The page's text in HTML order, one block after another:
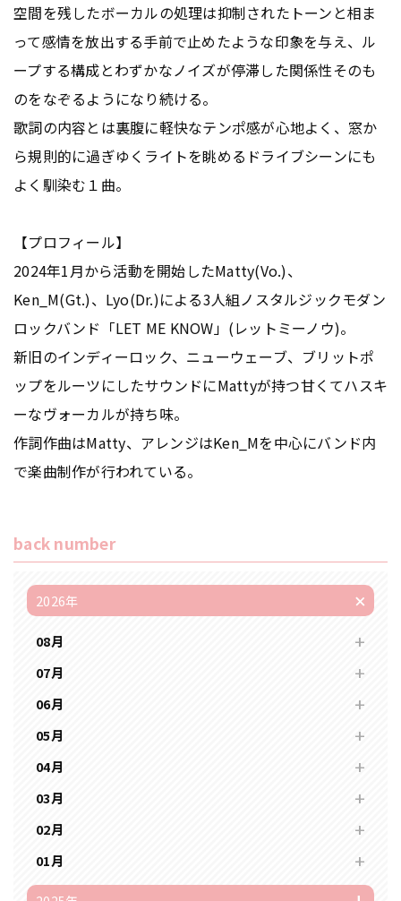
空間を残したボーカルの処理は抑制されたトーンと相ま
って感情を放出する手前で止めたような印象を与え、ル
ープする構成とわずかなノイズが停滞した関係性そのも
のをなぞるようになり続ける。
歌詞の内容とは裏腹に軽快なテンポ感が心地よく、窓か
ら規則的に過ぎゆくライトを眺めるドライブシーンにも
よく馴染む１曲。
【プロフィール】
2024年1月から活動を開始したMatty(Vo.)、
Ken_M(Gt.)、Lyo(Dr.)による3人組ノスタルジックモダン
ロックバンド「LET ME KNOW」(レットミーノウ)。
新旧のインディーロック、ニューウェーブ、ブリットポ
ップをルーツにしたサウンドにMattyが持つ甘くてハスキ
ーなヴォーカルが持ち味。
作詞作曲はMatty、アレンジはKen_Mを中心にバンド内
で楽曲制作が行われている。
back number
2026年
08月
07月
06月
05月
04月
03月
02月
01月